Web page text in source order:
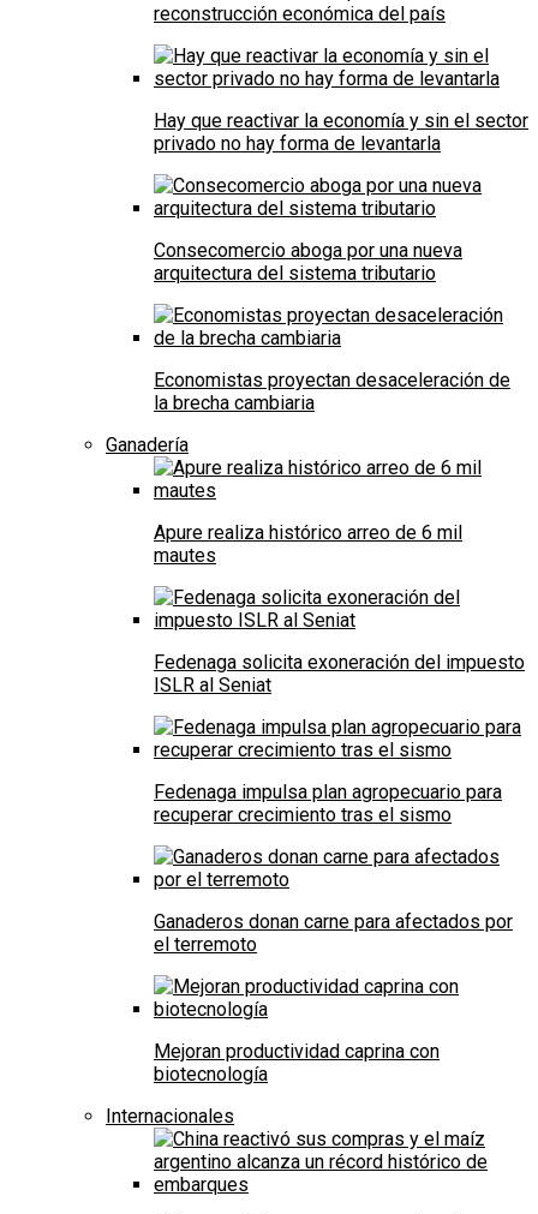
reconstrucción económica del país
Hay que reactivar la economía y sin el sector
privado no hay forma de levantarla
Consecomercio aboga por una nueva
arquitectura del sistema tributario
Economistas proyectan desaceleración de
la brecha cambiaria
Ganadería
Apure realiza histórico arreo de 6 mil
mautes
Fedenaga solicita exoneración del impuesto
ISLR al Seniat
Fedenaga impulsa plan agropecuario para
recuperar crecimiento tras el sismo
Ganaderos donan carne para afectados por
el terremoto
Mejoran productividad caprina con
biotecnología
Internacionales